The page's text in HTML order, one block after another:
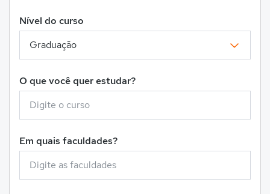
Nível do curso
O que você quer estudar?
Em quais faculdades?